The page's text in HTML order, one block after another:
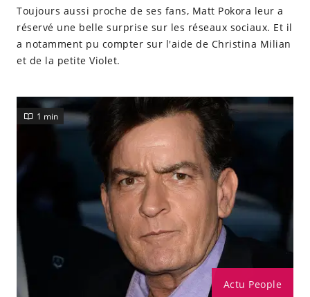
Toujours aussi proche de ses fans, Matt Pokora leur a
réservé une belle surprise sur les réseaux sociaux. Et il
a notamment pu compter sur l'aide de Christina Milian
et de la petite Violet.
Actu People
1 min